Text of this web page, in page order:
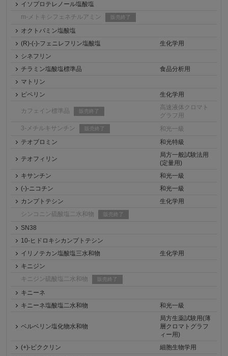
イソプロテレノール塩酸塩
m-メトキシフェネチルアミン
販売終了
オクトパミン塩酸塩
(R)-(-)-フェニレフリン塩酸塩
生化学用
シネフリン
チラミン塩酸塩標準品
食品分析用
マトリン
ピペリン
生化学用
カフェイン標準品 販売終了
高速液体クロマト
グラフ用
3-メチルキサンチン
販売終了
和光一級
テオブロミン
和光特級
テオフィリン
局方一般試験法用
(定量用)
キサンチン
和光一級
(-)-ニコチン
和光一級
カンプトテシン
生化学用
シンコニン硫酸塩二水和物
販売終了
SN38
10-ヒドロキシカンプトテシン
イリノテカン塩酸塩三水和物
生化学用
キニジン
キニジン硫酸塩二水和物
販売終了
キニーネ
キニーネ塩酸塩二水和物
和光一級
ベルベリン塩化物水和物
局方生薬試験用(薄
層クロマトグラフ
ィー用)
(+)-ビククリン
細胞生物学用